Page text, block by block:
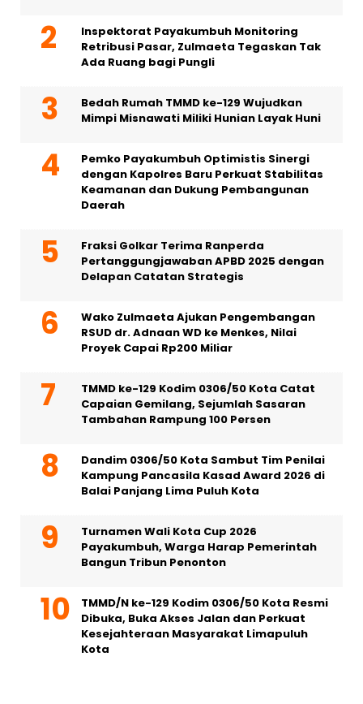
Inspektorat Payakumbuh Monitoring
Retribusi Pasar, Zulmaeta Tegaskan Tak
Ada Ruang bagi Pungli
Bedah Rumah TMMD ke-129 Wujudkan
Mimpi Misnawati Miliki Hunian Layak Huni
Pemko Payakumbuh Optimistis Sinergi
dengan Kapolres Baru Perkuat Stabilitas
Keamanan dan Dukung Pembangunan
Daerah
Fraksi Golkar Terima Ranperda
Pertanggungjawaban APBD 2025 dengan
Delapan Catatan Strategis
Wako Zulmaeta Ajukan Pengembangan
RSUD dr. Adnaan WD ke Menkes, Nilai
Proyek Capai Rp200 Miliar
TMMD ke-129 Kodim 0306/50 Kota Catat
Capaian Gemilang, Sejumlah Sasaran
Tambahan Rampung 100 Persen
Dandim 0306/50 Kota Sambut Tim Penilai
Kampung Pancasila Kasad Award 2026 di
Balai Panjang Lima Puluh Kota
Turnamen Wali Kota Cup 2026
Payakumbuh, Warga Harap Pemerintah
Bangun Tribun Penonton
TMMD/N ke-129 Kodim 0306/50 Kota Resmi
Dibuka, Buka Akses Jalan dan Perkuat
Kesejahteraan Masyarakat Limapuluh
Kota